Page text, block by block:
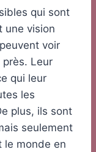
qui sont
une vision
voir
Leur
qui leur
les
plus, ils sont
seulement
le monde en